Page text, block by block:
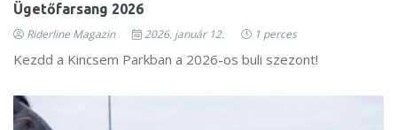
Ügetőfarsang 2026
Riderline Magazin 2026. január 12. 1 perces
Kezdd a Kincsem Parkban a 2026-os buli szezont!